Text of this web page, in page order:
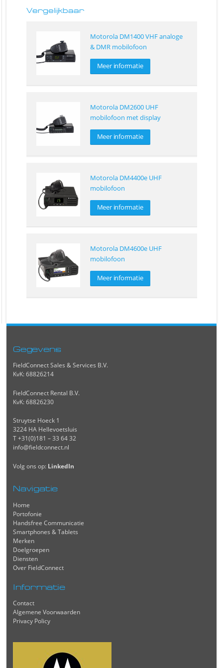
Vergelijkbaar
Motorola DM1400 VHF analoge
& DMR mobilofoon
Meer informatie
Motorola DM2600 UHF
mobilofoon met display
Meer informatie
Motorola DM4400e UHF
mobilofoon
Meer informatie
Motorola DM4600e UHF
mobilofoon
Meer informatie
Gegevens
FieldConnect Sales & Services B.V.
KvK: 68826214
FieldConnect Rental B.V.
KvK: 68826230
Struytse Hoeck 1
3224 HA Hellevoetsluis
T +31(0)181 – 33 64 32
info@fieldconnect.nl
Volg ons op: LinkedIn
Navigatie
Home
Portofonie
Handsfree Communicatie
Smartphones & Tablets
Merken
Doelgroepen
Diensten
Over FieldConnect
Informatie
Contact
Algemene Voorwaarden
Privacy Policy